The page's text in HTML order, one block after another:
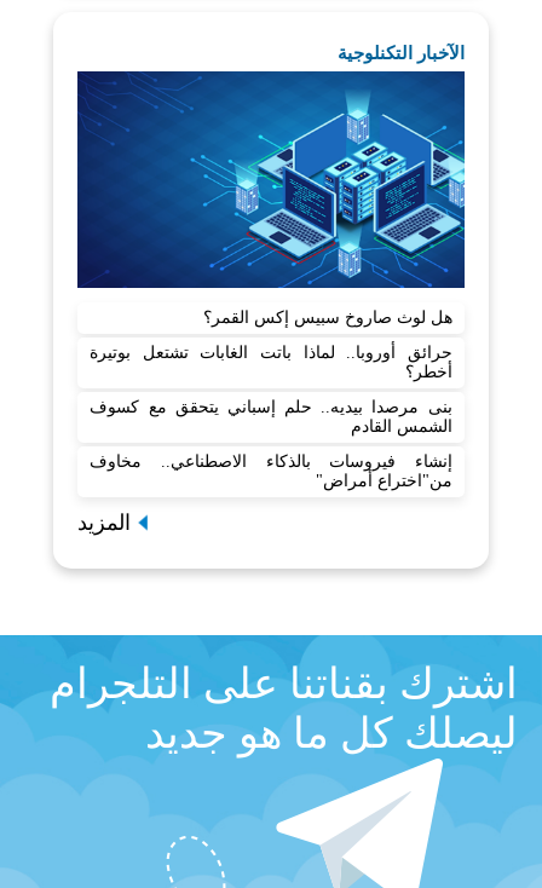
الآخبار التكنلوجية
هل لوث صاروخ سبيس إكس القمر؟
حرائق أوروبا.. لماذا باتت الغابات تشتعل بوتيرة
أخطر؟
بنى مرصدا بيديه.. حلم إسباني يتحقق مع كسوف
الشمس القادم
إنشاء فيروسات بالذكاء الاصطناعي.. مخاوف
من"اختراع أمراض"
المزيد
اشترك بقناتنا على التلجرام
ليصلك كل ما هو جديد